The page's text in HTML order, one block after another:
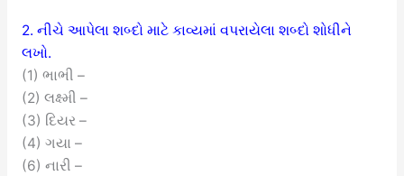
2. નીચે આપેલા શબ્દો માટે કાવ્યમાં વપરાયેલા શબ્દો શોધીને
લખો.
(1) ભાભી –
(2) લક્ષ્મી –
(3) દિયર –
(4) ગયા –
(6) નારી –